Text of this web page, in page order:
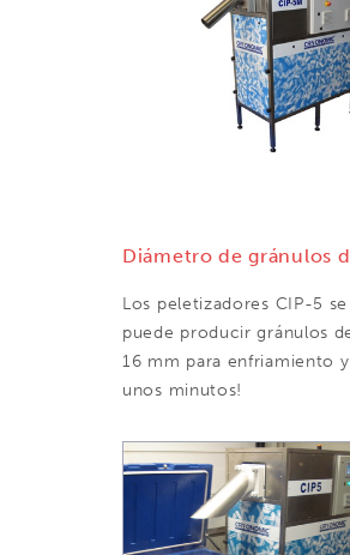
Diámetro de gránulos
Los peletizadores CIP-5
puede producir gránulos
16 mm para enfriamiento
unos minutos!